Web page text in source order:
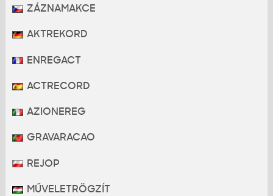
ZÁZNAMAKCE
AKTREKORD
ENREGACT
ACTRECORD
AZIONEREG
GRAVARACAO
REJOP
MŰVELETRÖGZÍT